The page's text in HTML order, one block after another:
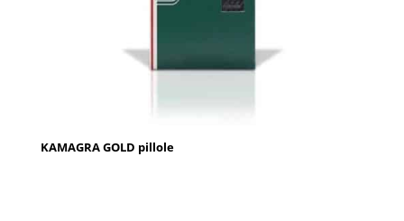
KAMAGRA GOLD pillole